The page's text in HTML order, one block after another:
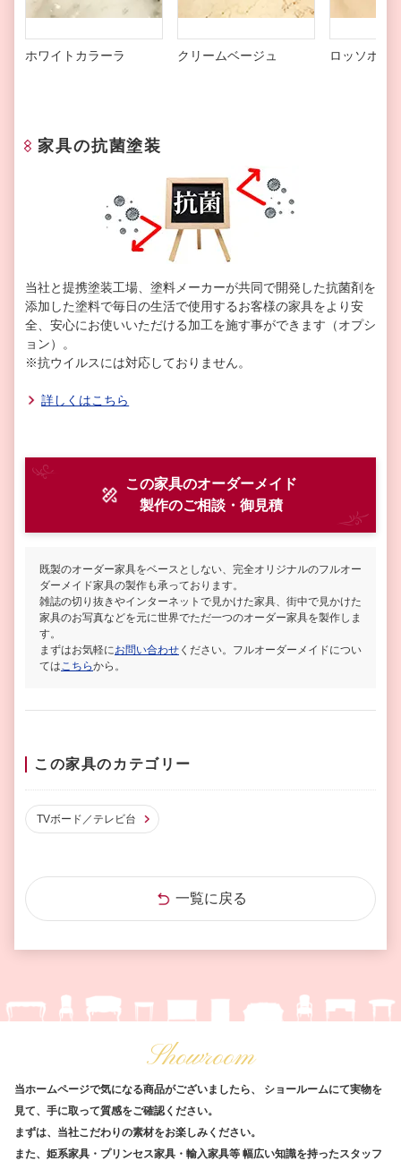
ホワイトカラーラ クリームベージュ ロッソポル
家具の抗菌塗装
当社と提携塗装工場、塗料メーカーが共同で開発した抗菌剤を
添加した塗料で毎日の生活で使用するお客様の家具をより安
全、安心にお使いいただける加工を施す事ができます（オプシ
ョン）。
※抗ウイルスには対応しておりません。
詳しくはこちら
この家具のオーダーメイド
製作のご相談・御見積
既製のオーダー家具をベースとしない、完全オリジナルのフルオー
ダーメイド家具の製作も承っております。
雑誌の切り抜きやインターネットで見かけた家具、街中で見かけた
家具のお写真などを元に世界でただ一つのオーダー家具を製作しま
す。
まずはお気軽にお問い合わせ ください。フルオーダーメイドについ
ては こちらから。
この家具のカテゴリー
TVボード／テレビ台
一覧に戻る
Showroom
当ホームページで気になる商品がございましたら、
ショールームにて実物を
見て、手に取って質感をご確認ください。
まずは、当社こだわりの素材をお楽しみください。
また、姫系家具・プリンセス家具・輸入家具等 幅広い知識を持ったスタッフ